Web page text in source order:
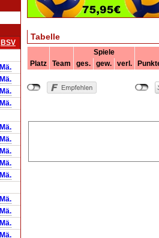
BSV
Mä.
Mä.
Mä.
Mä.
Mä.
Mä.
Mä.
Mä.
Mä.
Mä.
Mä.
Mä.
Mä.
Tabelle
Spiele
Platz
Team ges. gew. verl.